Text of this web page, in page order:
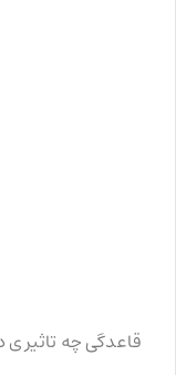
قاعدگی چه تاثیری